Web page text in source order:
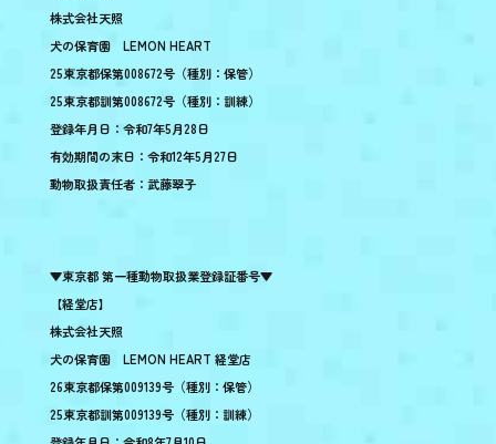
株式会社天照
犬の保育園 LEMON HEART
25東京都保第008672号（種別：保管）
25東京都訓第008672号（種別：訓練）
登録年月日：令和7年5月28日
有効期間の末日：令和12年5月27日
動物取扱責任者：武藤翠子
▼東京都 第一種動物取扱業登録証番号▼
【経堂店】
株式会社天照
犬の保育園 LEMON HEART 経堂店
26東京都保第009139号（種別：保管）
25東京都訓第009139号（種別：訓練）